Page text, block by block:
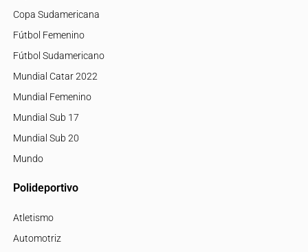
Copa Sudamericana
Fútbol Femenino
Fútbol Sudamericano
Mundial Catar 2022
Mundial Femenino
Mundial Sub 17
Mundial Sub 20
Mundo
Polideportivo
Atletismo
Automotriz